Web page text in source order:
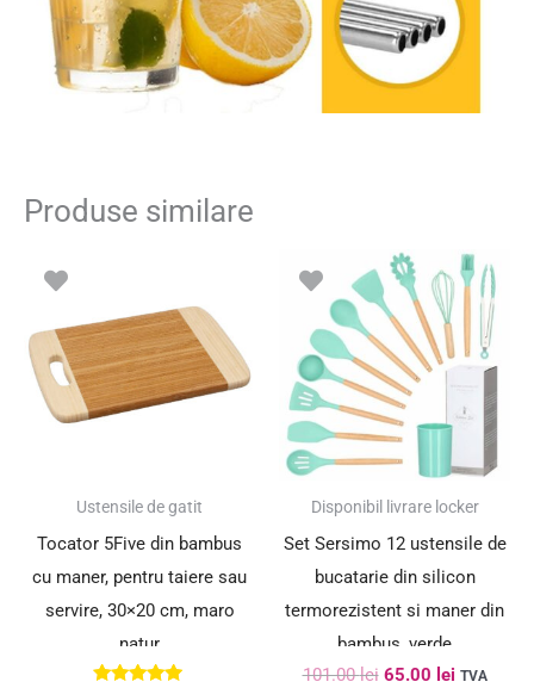
Produse similare
Ustensile de gatit
Tocator 5Five din bambus
cu maner, pentru taiere sau
servire, 30×20 cm, maro
natur
SUPER PREȚ!
Disponibil livrare locker
Set Sersimo 12 ustensile de
bucatarie din silicon
termorezistent si maner din
bambus, verde
101.00lei
Prețul
inițial
a
fost:
101.00 lei.
65.00 lei
Prețul
curent
este:
65.00 lei.
TVA